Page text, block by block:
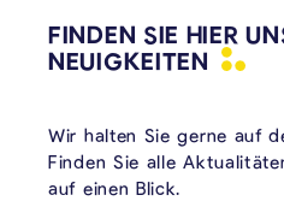
FINDEN SIE HIER
NEUIGKEITEN
Wir halten Sie gerne auf
Finden Sie alle
auf einen Blick.